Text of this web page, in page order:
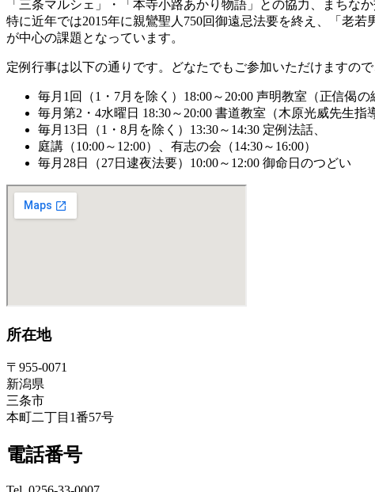
「三条マルシェ」・「本寺小路あかり物語」との協力、まちな
特に近年では2015年に親鸞聖人750回御遠忌法要を終え、「老
が中心の課題となっています。
定例行事は以下の通りです。どなたでもご参加いただけますの
毎月1回（1・7月を除く）18:00～20:00 声明教室（正信偈の
毎月第2・4水曜日 18:30～20:00 書道教室（木原光威先生指
毎月13日（1・8月を除く）13:30～14:30 定例法話、
庭講（10:00～12:00）、有志の会（14:30～16:00）
毎月28日（27日逮夜法要）10:00～12:00 御命日のつどい
所在地
〒955-0071
新潟県
三条市
本町二丁目1番57号
電話番号